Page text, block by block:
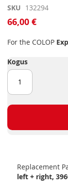
Skip
to
the
of
images
gallery
SKU 132294
66,00 €
For the COLOP
Kogus
Replacement
left + right,